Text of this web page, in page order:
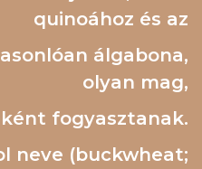
quinoához és az
álgabona,
olyan mag,
fogyasztanak.
neve (buckwheat;